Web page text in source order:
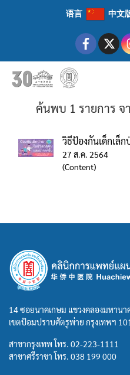
语言 中文
ค้นพบ 1 รายการ จ
วิธีป้องกันเด็กเล็
27 ส.ค. 2564
(Content)
14 ซอยนาคเกษม แขวงคลองมหานา
เขตป้อมปราบศัตรูพ่าย กรุงเทพฯ
สาขากรุงเทพ โทร. 02-223-1111
สาขาศรีราชา โทร. 038 199 000